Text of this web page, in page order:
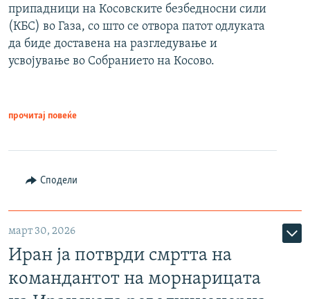
припадници на Косовските безбедносни сили
(КБС) во Газа, со што се отвора патот одлуката
да биде доставена на разгледување и
усвојување во Собранието на Косово.
прочитај повеќе
Сподели
март 30, 2026
Иран ја потврди смртта на
командантот на морнарицата